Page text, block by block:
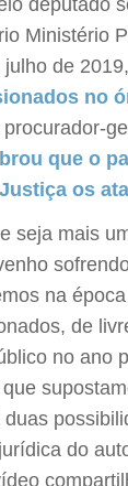
deputado
Ministério
de
no
que o
os
seja mais
na
de
no ano
do